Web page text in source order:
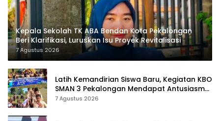
Kepala Sekolah TK ABA Bendan Kota Pekalongan
Beri Klarifikasi, Luruskan Isu Proyek Revitalisasi
7 Agustus 2026
Latih Kemandirian Siswa Baru, Kegiatan KBO
SMAN 3 Pekalongan Mendapat Antusiasme
dan Respon Positif Orang Tua Murid
7 Agustus 2026